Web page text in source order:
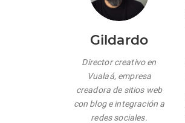
Gildardo
Director creativo en
Vualaá, empresa
creadora de sitios web
con blog e integración a
redes sociales.